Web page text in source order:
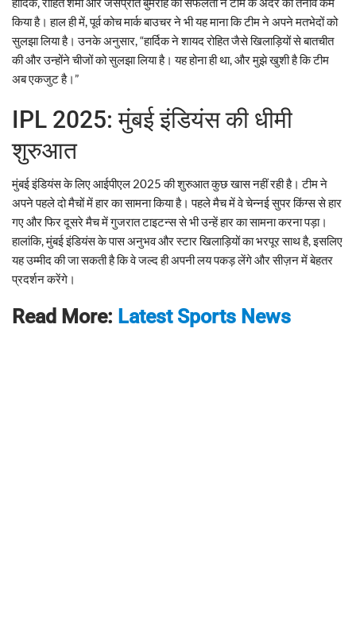
किया है। हाल ही में, पूर्व कोच मार्क बाउचर ने भी यह माना कि टीम ने अपने मतभेदों को
सुलझा लिया है। उनके अनुसार, “हार्दिक ने शायद रोहित जैसे खिलाड़ियों से बातचीत
की और उन्होंने चीजों को सुलझा लिया है। यह होना ही था, और मुझे खुशी है कि टीम
अब एकजुट है।”
IPL 2025: मुंबई इंडियंस की धीमी
शुरुआत
मुंबई इंडियंस के लिए आईपीएल 2025 की शुरुआत कुछ खास नहीं रही है। टीम ने
अपने पहले दो मैचों में हार का सामना किया है। पहले मैच में वे चेन्नई सुपर किंग्स से हार
गए और फिर दूसरे मैच में गुजरात टाइटन्स से भी उन्हें हार का सामना करना पड़ा।
हालांकि, मुंबई इंडियंस के पास अनुभव और स्टार खिलाड़ियों का भरपूर साथ है, इसलिए
यह उम्मीद की जा सकती है कि वे जल्द ही अपनी लय पकड़ लेंगे और सीज़न में बेहतर
प्रदर्शन करेंगे।
Read More: Latest Sports News